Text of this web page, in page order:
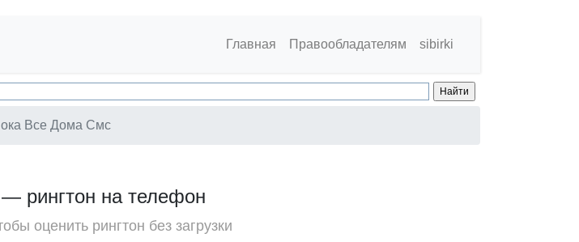
Главная Правообладателям sibirki
Все Дома Смс
рингтон на телефон
оценить рингтон без загрузки